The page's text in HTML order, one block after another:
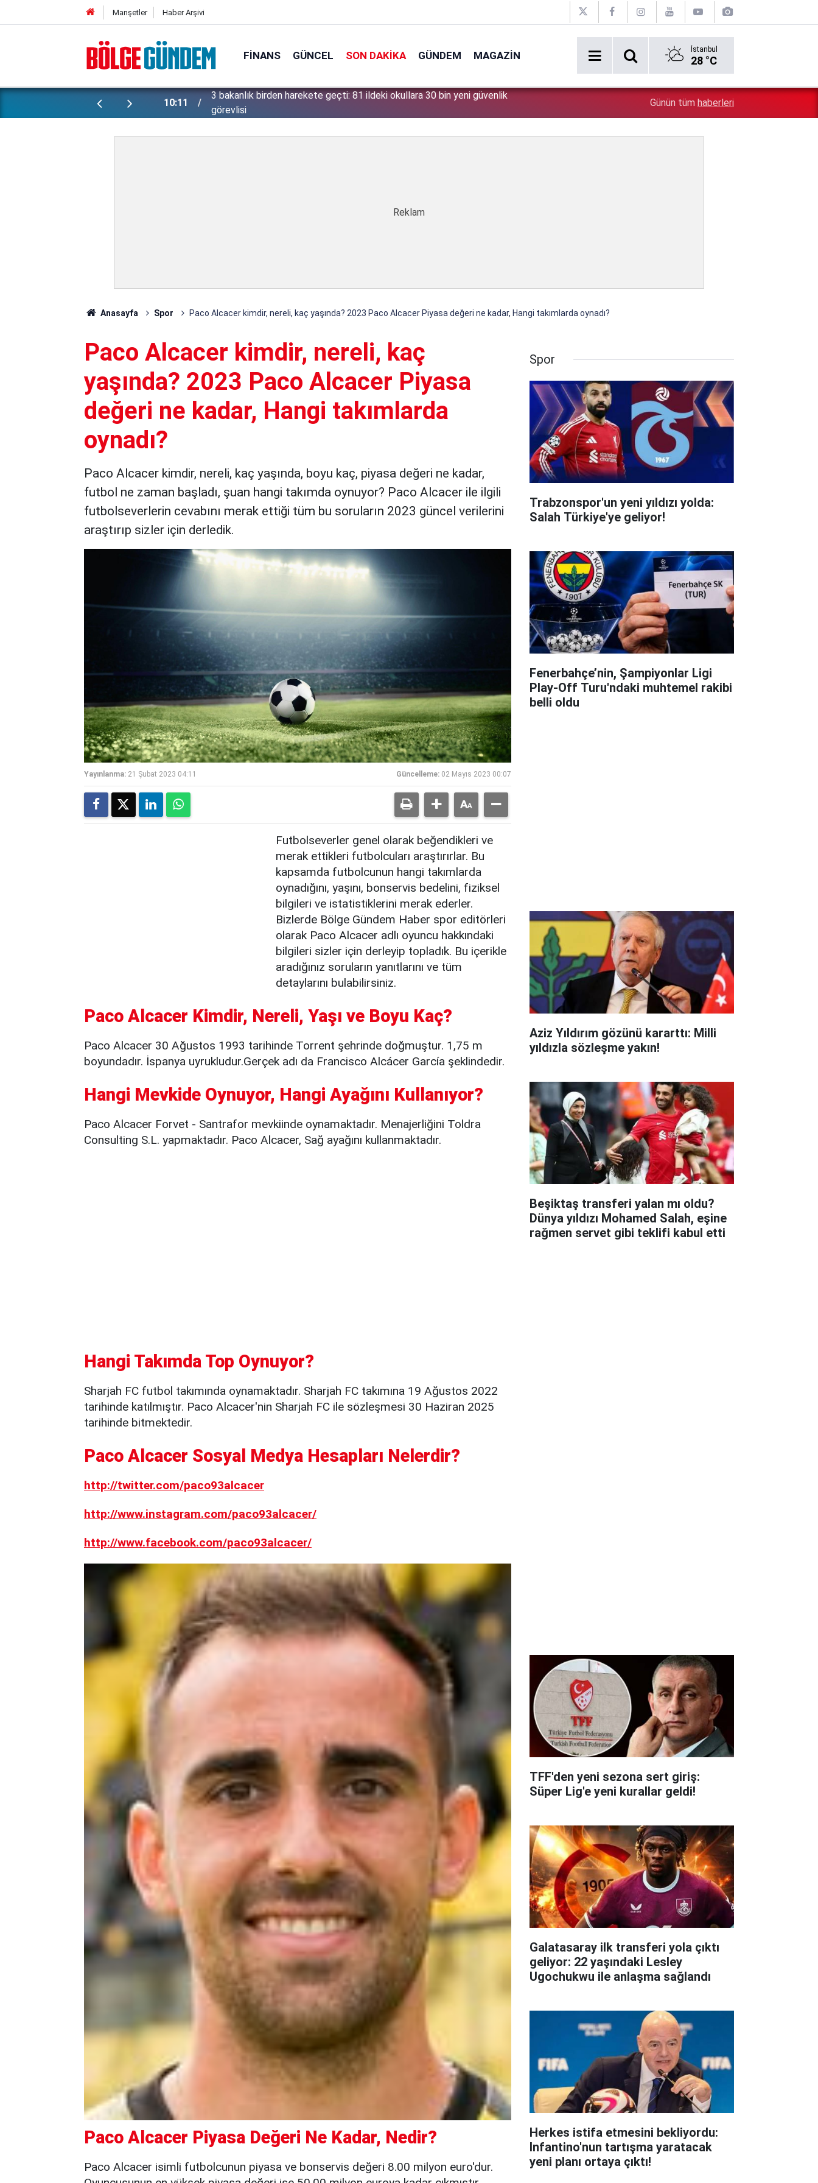
Manşetler Haber Arşivi
FINANS GÜNCEL SON DAKIKA GÜNDEM MAGAZIN İstanbul
28 °C
hesaplara yatırıldı! 10:11
3 bakanlık birden harekete geçti: 81 ildeki okullara 30 bin yeni güvenlik
görevlisi
Kuşadası Belediyesi'ne 3. dalga operasyon! 12 kişi
Günün tüm haberleri
Anasayfa Spor Paco Alcacer kimdir, nereli, kaç yaşında? 2023 Paco Alcacer Piyasa değeri ne kadar, Hangi takımlarda oynadı?
Paco Alcacer kimdir, nereli, kaç
yaşında? 2023 Paco Alcacer Piyasa
değeri ne kadar, Hangi takımlarda
oynadı?
Paco Alcacer kimdir, nereli, kaç yaşında, boyu kaç, piyasa değeri ne kadar,
futbol ne zaman başladı, şuan hangi takımda oynuyor? Paco Alcacer ile ilgili
futbolseverlerin cevabını merak ettiği tüm bu soruların 2023 güncel verilerini
araştırıp sizler için derledik.
Yayınlanma: 21 Şubat 2023 04:11 Güncelleme: 02 Mayıs 2023 00:07
Futbolseverler genel olarak beğendikleri ve
merak ettikleri futbolcuları araştırırlar. Bu
kapsamda futbolcunun hangi takımlarda
oynadığını, yaşını, bonservis bedelini, fiziksel
bilgileri ve istatistiklerini merak ederler.
Bizlerde Bölge Gündem Haber spor editörleri
olarak Paco Alcacer adlı oyuncu hakkındaki
bilgileri sizler için derleyip topladık. Bu içerikle
aradığınız soruların yanıtlarını ve tüm
detaylarını bulabilirsiniz.
Paco Alcacer Kimdir, Nereli, Yaşı ve Boyu Kaç?
Paco Alcacer 30 Ağustos 1993 tarihinde Torrent şehrinde doğmuştur. 1,75 m
boyundadır. İspanya uyrukludur.Gerçek adı da Francisco Alcácer García şeklindedir.
Hangi Mevkide Oynuyor, Hangi Ayağını Kullanıyor?
Paco Alcacer Forvet - Santrafor mevkiinde oynamaktadır. Menajerliğini Toldra
Consulting S.L. yapmaktadır. Paco Alcacer, Sağ ayağını kullanmaktadır.
Hangi Takımda Top Oynuyor?
Sharjah FC futbol takımında oynamaktadır. Sharjah FC takımına 19 Ağustos 2022
tarihinde katılmıştır. Paco Alcacer'nin Sharjah FC ile sözleşmesi 30 Haziran 2025
tarihinde bitmektedir.
Paco Alcacer Sosyal Medya Hesapları Nelerdir?
http://twitter.com/paco93alcacer
http://www.instagram.com/paco93alcacer/
http://www.facebook.com/paco93alcacer/
Paco Alcacer Piyasa Değeri Ne Kadar, Nedir?
Paco Alcacer isimli futbolcunun piyasa ve bonservis değeri 8.00 milyon euro'dur.
Spor
Trabzonspor'un yeni yıldızı yolda:
Salah Türkiye'ye geliyor!
Fenerbahçe’nin, Şampiyonlar Ligi
Play-Off Turu'ndaki muhtemel rakibi
belli oldu
Aziz Yıldırım gözünü kararttı: Milli
yıldızla sözleşme yakın!
Beşiktaş transferi yalan mı oldu?
Dünya yıldızı Mohamed Salah, eşine
rağmen servet gibi teklifi kabul etti
TFF'den yeni sezona sert giriş:
Süper Lig'e yeni kurallar geldi!
Galatasaray ilk transferi yola çıktı
geliyor: 22 yaşındaki Lesley
Ugochukwu ile anlaşma sağlandı
Herkes istifa etmesini bekliyordu:
Infantino'nun tartışma yaratacak
yeni planı ortaya çıktı!